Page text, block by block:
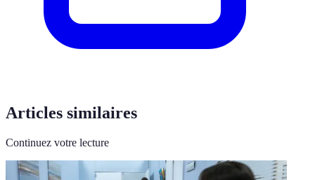
Articles similaires
Continuez votre lecture